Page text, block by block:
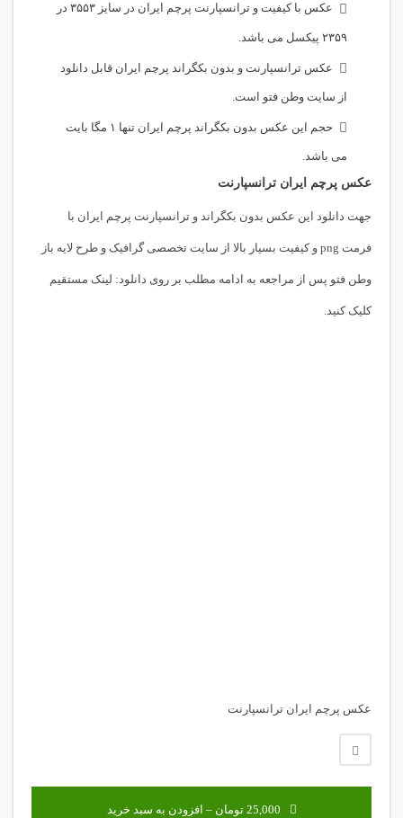
عکس با کیفیت و ترانسپارنت پرچم ایران در سایز ۳۵۵۳ در
۲۳۵۹ پیکسل می باشد.
عکس ترانسپارنت و بدون بکگراند پرچم ایران قابل دانلود
از سایت وطن فتو است.
حجم این عکس بدون بکگراند پرچم ایران تنها ۱ مگا بایت
می باشد.
عکس پرچم ایران ترانسپارنت
جهت دانلود این عکس بدون بکگراند و ترانسپارنت پرچم ایران با
فرمت png و کیفیت بسیار بالا از سایت تخصصی گرافیک و طرح لایه باز
وطن فتو پس از مراجعه به ادامه مطلب بر روی دانلود: لینک مستقیم
کلیک کنید.
عکس پرچم ایران ترانسپارنت
25,000 تومان – افزودن به سبد خرید